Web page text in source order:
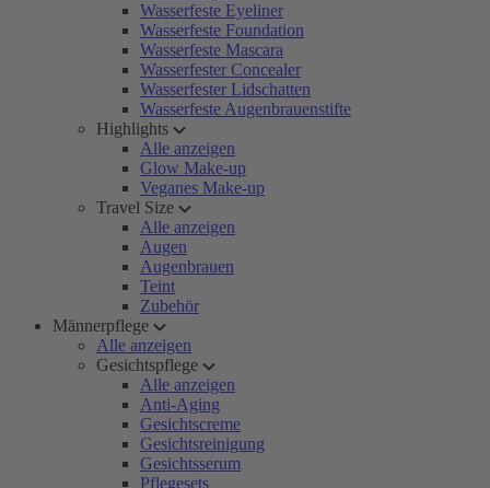
Wasserfeste Eyeliner
Wasserfeste Foundation
Wasserfeste Mascara
Wasserfester Concealer
Wasserfester Lidschatten
Wasserfeste Augenbrauenstifte
Highlights
Alle anzeigen
Glow Make-up
Veganes Make-up
Travel Size
Alle anzeigen
Augen
Augenbrauen
Teint
Zubehör
Männerpflege
Alle anzeigen
Gesichtspflege
Alle anzeigen
Anti-Aging
Gesichtscreme
Gesichtsreinigung
Gesichtsserum
Pflegesets